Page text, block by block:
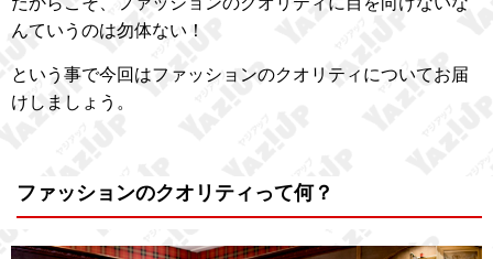
んていうのは勿体ない！
という事で今回はファッションのクオリティについてお届
けしましょう。
ファッションのクオリティって何？